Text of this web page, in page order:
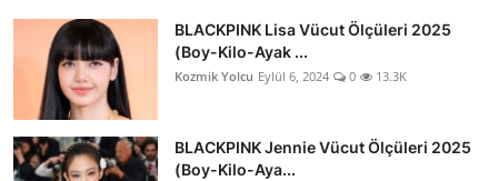
BLACKPINK Lisa Vücut Ölçüleri 2025
(Boy-Kilo-Ayak ...
Kozmik Yolcu Eylül 6, 2024 0 13.3K
BLACKPINK Jennie Vücut Ölçüleri 2025
(Boy-Kilo-Aya...